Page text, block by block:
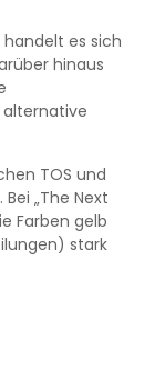
es sich
hinaus
TOS und
„The Next
Farben gelb
stark